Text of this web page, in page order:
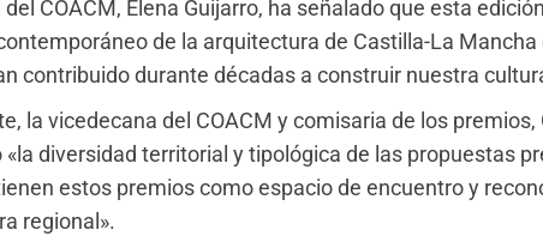
del COACM, Elena Guijarro, ha señalado que esta
de la arquitectura de Castilla-La
contribuido durante décadas a construir nuestra
la vicedecana del COACM y comisaria de los premios,
diversidad territorial y tipológica de las propuestas
estos premios como espacio de encuentro y
regional».